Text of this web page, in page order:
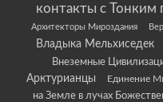
контакты с Тонким
Архитекторы Мироздания
Владыка Мельхиседек
Внеземные
Арктурианцы
Единение
на Земле в лучах